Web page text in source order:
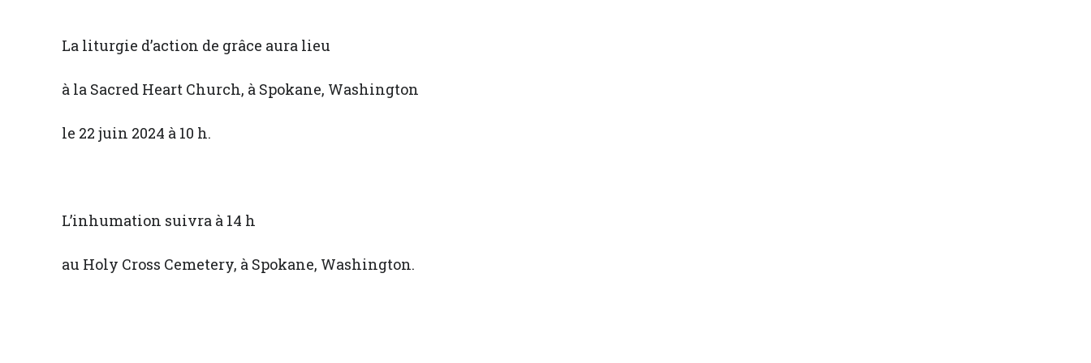
La liturgie d’action de grâce aura lieu
à la Sacred Heart Church, à Spokane, Washington
le 22 juin 2024 à 10 h.
L’inhumation suivra à 14 h
au Holy Cross Cemetery, à Spokane, Washington.